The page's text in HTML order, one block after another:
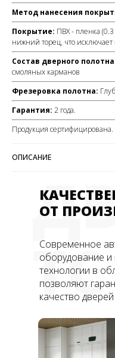
Метод нанесения
Покрытие: ПВХ - пленка
нижний торец, что исключает
Состав дверного
смоляных карманов
Фрезеровка полотна:
Гарантия: 2 года.
Продукция сертифицирована.
ОПИСАНИЕ
ТС
ОТ
Современное
оборудование
технологии в
позволяют
качество